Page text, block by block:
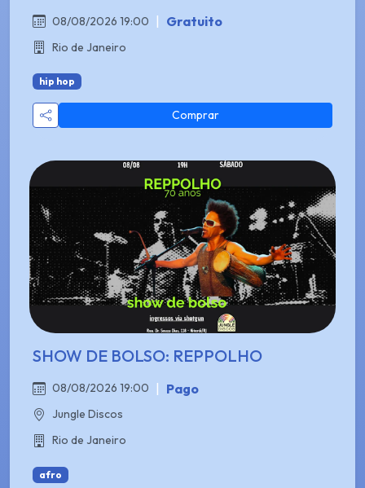
08/08/2026 19:00 Gratuito
Rio de Janeiro
hip hop
Comprar
SHOW DE BOLSO: REPPOLHO
08/08/2026 19:00 | Pago
Jungle Discos
Rio de Janeiro
afro